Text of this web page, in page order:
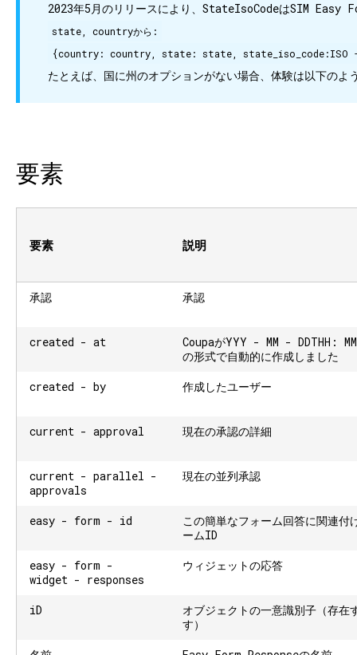
2023年5月のリリースにより、StateIsoCodeはSIM Easy
state, countryから:
{country: country, state: state, state_iso_code:ISO -
たとえば、国に州のオプションがない場合、体験は以下のよ
要素
要素 説明
承認 承認
created - at
CoupaがYYY - MM - DDTHH:
の形式で自動的に作成しました
created - by
作成したユーザー
current - approval 現在の承認の詳細
current - parallel -
approvals
現在の並列承認
easy - form - id
この簡単なフォーム回答に関連付
ームID
easy - form -
widget - responses
ウィジェットの応答
iD
オブジェクトの一意識別子（存在
す）